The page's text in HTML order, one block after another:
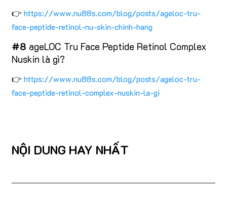
👉 https://www.nu88s.com/blog/posts/ageloc-tru-
face-peptide-retinol-nu-skin-chinh-hang
#8 ageLOC Tru Face Peptide Retinol Complex
Nuskin là gì?
👉 https://www.nu88s.com/blog/posts/ageloc-tru-
face-peptide-retinol-complex-nuskin-la-gi
NỘI DUNG HAY NHẤT